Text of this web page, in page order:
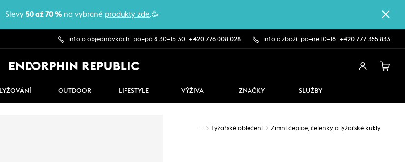
Slevy 50 až 70 % na vybrané produkty zde.🥳
info o objednávkách: po–pá 8:30–15:30 +420 776 008 028 info o zboží: po–ne 10–18 +420 777 355 833
LYŽOVÁNÍ OUTDOOR LIFESTYLE VÝŽIVA ZNAČKY SLUŽBY
… Lyžařské oblečení Zimní čepice, čelenky a lyžařské kukly